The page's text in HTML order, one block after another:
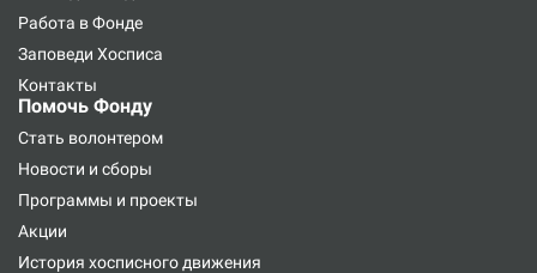
Работа в Фонде
Заповеди Хосписа
Контакты
Помочь Фонду
Стать волонтером
Новости и сборы
Программы и проекты
Акции
История хосписного движения